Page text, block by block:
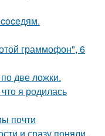
граммофон", 6
две ложки.
я родилась
почти
и сразу поняли,